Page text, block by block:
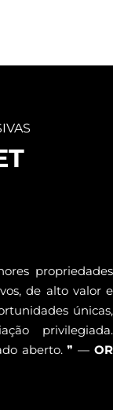
propriedades
de alto valor e
únicas,
privilegiada.
aberto. ❞ — OR